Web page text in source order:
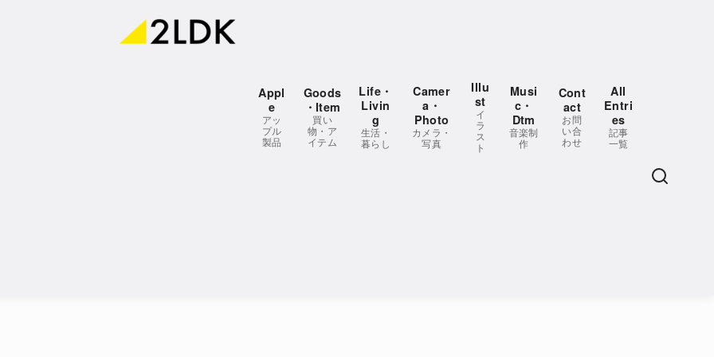
Appl
e
アッ
プル
製品
Goods
・Item
買い
物・ア
イテム
Life・
Livin
g
生活・
暮らし
Camer
a・
Photo
カメラ・
写真
Illu
st
イ
ラ
ス
ト
Musi
c・
Dtm
音楽制
作
Cont
act
お問
い合
わせ
All
Entri
es
記事
一覧